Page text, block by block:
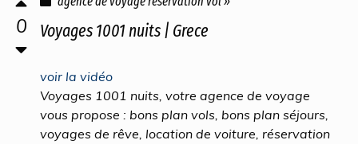
0 Voyages 1001 nuits | Grece
voir la vidéo
Voyages 1001 nuits, votre agence de voyage
vous propose : bons plan vols, bons plan séjours,
voyages de rêve, location de voiture, réservation